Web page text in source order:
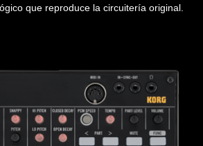
que reproduce la circuitería original.